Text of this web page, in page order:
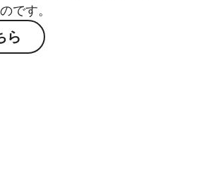
です。
ら